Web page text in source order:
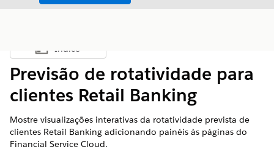
Mostrar índice
Índice
Previsão de rotatividade para
clientes Retail Banking
Mostre visualizações interativas da rotatividade prevista de
clientes Retail Banking adicionando painéis às páginas do
Financial Service Cloud.